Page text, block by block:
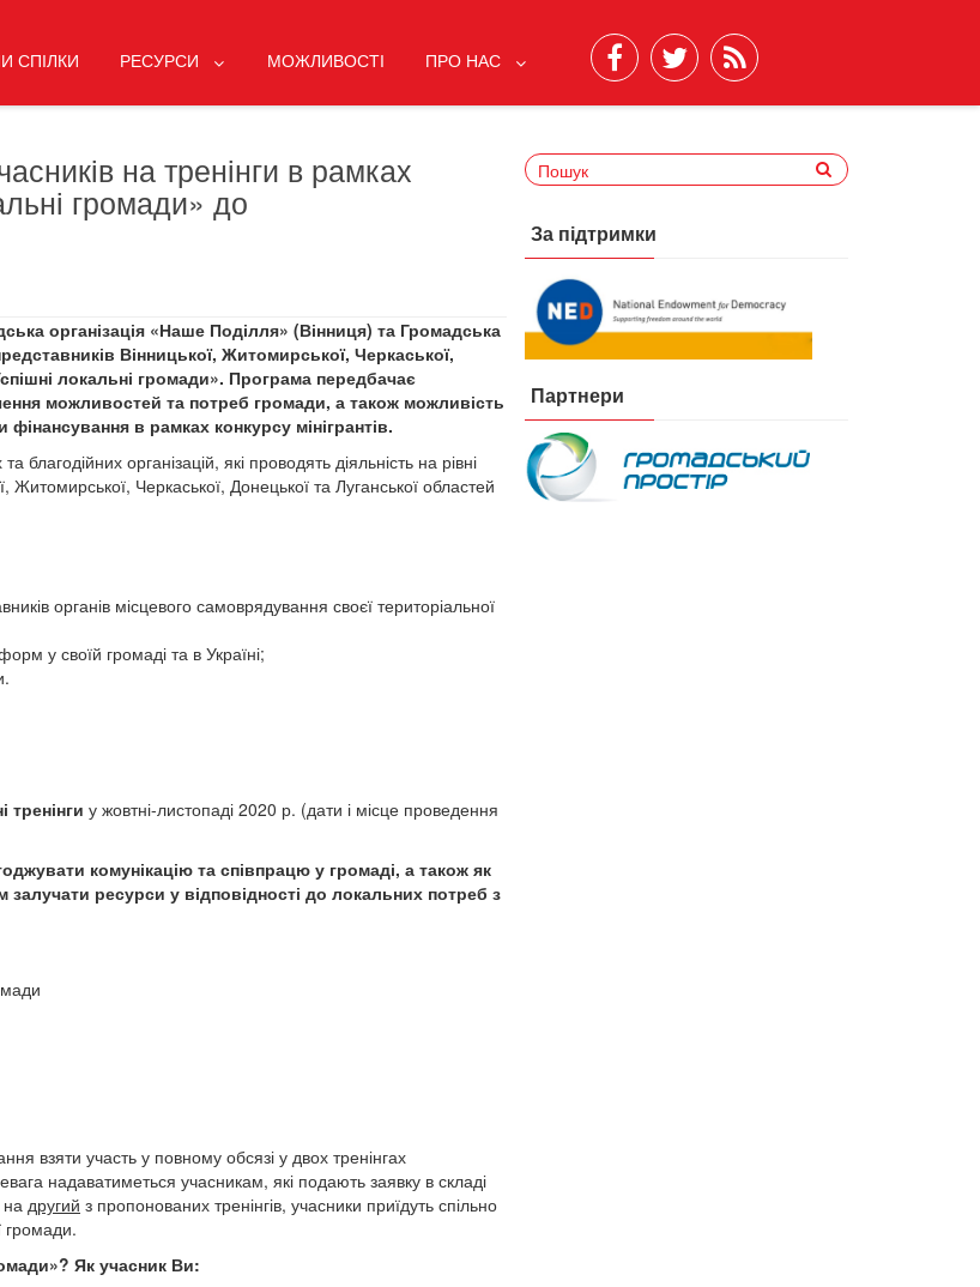
СПІЛКИ РЕСУРСИ МОЖЛИВОСТІ ПРО НАС
на тренінги в рамках
громади» до
організація «Наше Поділля» (Вінниця) та Громадська
Вінницької, Житомирської, Черкаської,
локальні громади». Програма передбачає
можливостей та потреб громади, а також можливість
в рамках конкурсу мінігрантів.
організацій, які проводять діяльність на рівні
Черкаської, Донецької та Луганської областей
органів місцевого самоврядування своєї територіальної
у своїй громаді та в Україні;
тренінги у жовтні-листопаді 2020 р. (дати і місце проведення
комунікацію та співпрацю у громаді, а також як
ресурси у відповідності до локальних потреб з
взяти участь у повному обсязі у двох тренінгах
надаватиметься учасникам, які подають заявку в складі
на другий з пропонованих тренінгів, учасники приїдуть спільно
громади.
Як учасник Ви:
За підтримки
Партнери